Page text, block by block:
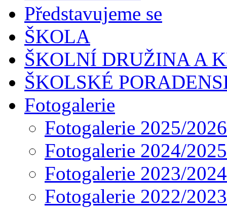
Představujeme se
ŠKOLA
ŠKOLNÍ DRUŽINA A
ŠKOLSKÉ
Fotogalerie
Fotogalerie 2025/2026
Fotogalerie 2024/2025
Fotogalerie 2023/2024
Fotogalerie 2022/2023